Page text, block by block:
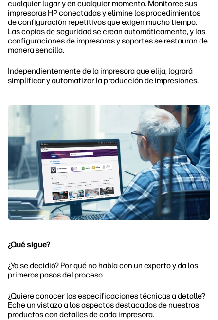
cualquier lugar y en cualquier momento. Monitoree sus
impresoras HP conectadas y elimine los procedimientos
de configuración repetitivos que exigen mucho tiempo.
Las copias de seguridad se crean automáticamente, y las
configuraciones de impresoras y soportes se restauran de
manera sencilla.
Independientemente de la impresora que elija, logrará
simplificar y automatizar la producción de impresiones.
¿Qué sigue?
¿Ya se decidió? Por qué no habla con un experto y da los
primeros pasos del proceso.
¿Quiere conocer las especificaciones técnicas a detalle?
Eche un vistazo a los aspectos destacados de nuestros
productos con detalles de cada impresora.